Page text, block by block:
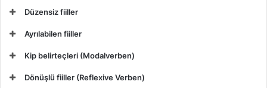
Düzensiz fiiller
Ayrılabilen fiiller
Kip belirteçleri (Modalverben)
Dönüşlü fiiller (Reflexive Verben)